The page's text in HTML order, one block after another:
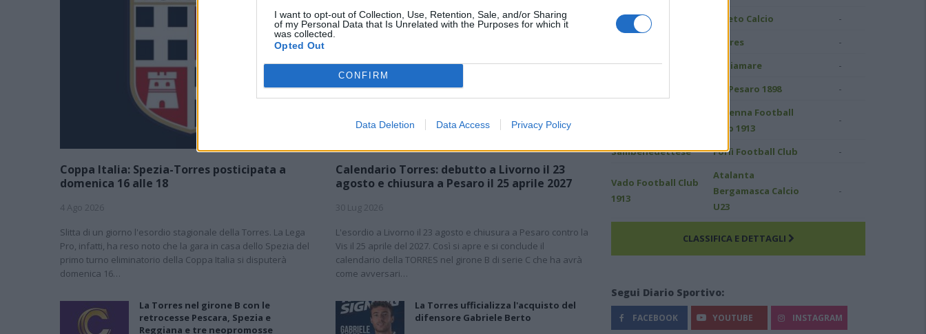
I want to opt-out of Collection, Use, Retention, Sale, and/or Sharing
of my Personal Data that Is Unrelated with the Purposes for which it
was collected.
Opted Out
CONFIRM
Data Deletion Data Access Privacy Policy
Coppa Italia: Spezia-Torres posticipata a
domenica 16 alle 18
4 Ago 2026
Slitta di un giorno l'esordio stagionale della Torres. La Lega
Pro, infatti, ha reso noto che la gara in casa dello Spezia del
primo turno eliminatorio della Coppa Italia si disputerà
domenica 16…
Calendario Torres: debutto a Livorno il 23
agosto e chiusura a Pesaro il 25 aprile 2027
30 Lug 2026
L'esordio a Livorno il 23 agosto e chiusura a Pesaro contro la
Vis il 25 aprile del 2027. Così si apre e si conclude il
calendario della TORRES nel girone B di serie C che ha avrà
come avversari…
La Torres nel girone B con le
retrocesse Pescara, Spezia e
Reggiana e tre neopromosse
La Torres ufficializza l'acquisto del
difensore Gabriele Berto
Latina Calcio Pineto Calcio -
Torres -
A.C. Perugia Ostiamare -
Vis Pesaro 1898 -
Ravenna Football
Club 1913
-
Sambenedettese Forlì Football Club -
Vado Football Club
1913
Atalanta
Bergamasca Calcio
U23
-
CLASSIFICA E DETTAGLI
Segui Diario Sportivo:
FACEBOOK YOUTUBE INSTAGRAM